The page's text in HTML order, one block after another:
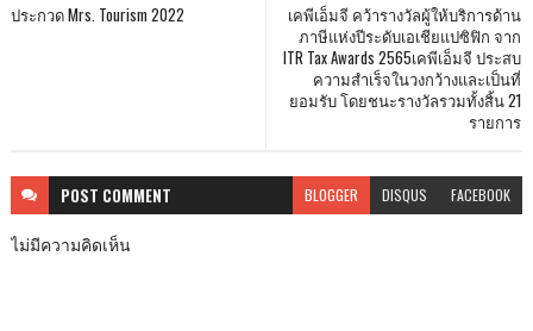
เคพีเอ็มจี คว้ารางวัลผู้ให้บริการด้าน
ภาษีแห่งปีระดับเอเชียแปซิฟิก จาก
ITR Tax Awards 2565เคพีเอ็มจี ประสบ
ความสำเร็จในวงกว้างและเป็นที่
ยอมรับ โดยชนะรางวัลรวมทั้งสิ้น 21
รายการ
ประกวด Mrs. Tourism 2022
POST COMMENT BLOGGER DISQUS FACEBOOK
ไม่มีความคิดเห็น